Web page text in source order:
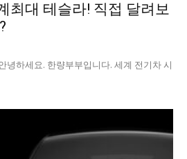
최대 테슬라! 직접 달려보
녕하세요. 한량부부입니다. 세계 전기차 시